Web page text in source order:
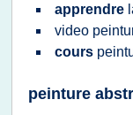
apprendre
video
cours
peinture